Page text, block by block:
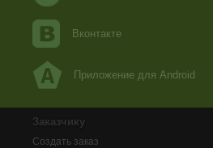
Вконтакте
Приложение для Android
Заказчику
Создать заказ